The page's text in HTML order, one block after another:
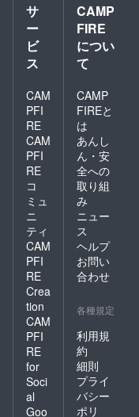
サ
ー
ビ
ス
CAM
PFI
RE
CAM
PFI
RE
コ
ミュ
ニ
ティ
CAM
PFI
RE
Crea
tion
CAM
PFI
RE
for
Soci
al
Goo
CAMP
FIRE
につい
て
CAMP
FIREと
は
あんし
ん・安
全への
取り組
み
ニュー
ス
ヘルプ
お問い
合わせ
各種規定
利用規
約
細則
プライ
バシー
ポリ